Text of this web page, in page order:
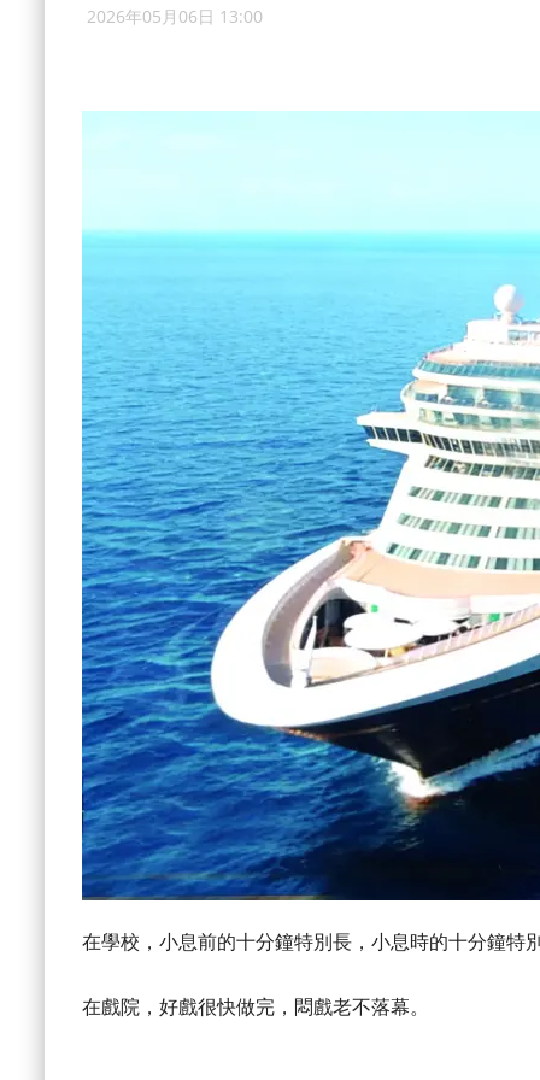
2026年05月06日 13:00
在學校，小息前的十分鐘特別長，小息時的十分鐘特
在戲院，好戲很快做完，悶戲老不落幕。